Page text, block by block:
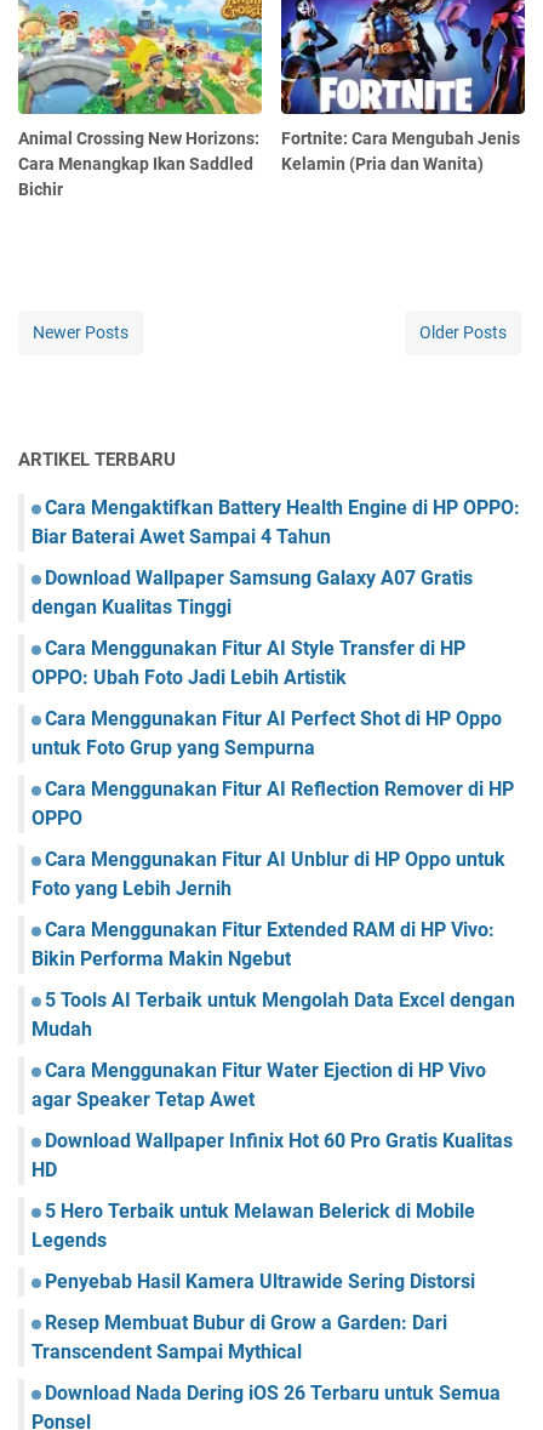
Animal Crossing New Horizons:
Cara Menangkap Ikan Saddled
Bichir
Fortnite: Cara Mengubah Jenis
Kelamin (Pria dan Wanita)
Newer Posts Older Posts
ARTIKEL TERBARU
Cara Mengaktifkan Battery Health Engine di HP OPPO:
Biar Baterai Awet Sampai 4 Tahun
Download Wallpaper Samsung Galaxy A07 Gratis
dengan Kualitas Tinggi
Cara Menggunakan Fitur AI Style Transfer di HP
OPPO: Ubah Foto Jadi Lebih Artistik
Cara Menggunakan Fitur AI Perfect Shot di HP Oppo
untuk Foto Grup yang Sempurna
Cara Menggunakan Fitur AI Reflection Remover di HP
OPPO
Cara Menggunakan Fitur AI Unblur di HP Oppo untuk
Foto yang Lebih Jernih
Cara Menggunakan Fitur Extended RAM di HP Vivo:
Bikin Performa Makin Ngebut
5 Tools AI Terbaik untuk Mengolah Data Excel dengan
Mudah
Cara Menggunakan Fitur Water Ejection di HP Vivo
agar Speaker Tetap Awet
Download Wallpaper Infinix Hot 60 Pro Gratis Kualitas
HD
5 Hero Terbaik untuk Melawan Belerick di Mobile
Legends
Penyebab Hasil Kamera Ultrawide Sering Distorsi
Resep Membuat Bubur di Grow a Garden: Dari
Transcendent Sampai Mythical
Download Nada Dering iOS 26 Terbaru untuk Semua
Ponsel